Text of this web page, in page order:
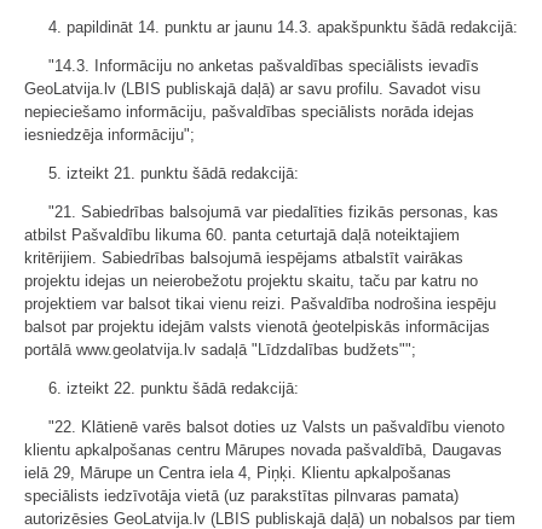
4. papildināt 14. punktu ar jaunu 14.3. apakšpunktu šādā redakcijā:
"14.3. Informāciju no anketas pašvaldības speciālists ievadīs
GeoLatvija.lv (LBIS publiskajā daļā) ar savu profilu. Savadot visu
nepieciešamo informāciju, pašvaldības speciālists norāda idejas
iesniedzēja informāciju";
5. izteikt 21. punktu šādā redakcijā:
"21. Sabiedrības balsojumā var piedalīties fizikās personas, kas
atbilst Pašvaldību likuma 60. panta ceturtajā daļā noteiktajiem
kritērijiem. Sabiedrības balsojumā iespējams atbalstīt vairākas
projektu idejas un neierobežotu projektu skaitu, taču par katru no
projektiem var balsot tikai vienu reizi. Pašvaldība nodrošina iespēju
balsot par projektu idejām valsts vienotā ģeotelpiskās informācijas
portālā www.geolatvija.lv sadaļā "Līdzdalības budžets"";
6. izteikt 22. punktu šādā redakcijā:
"22. Klātienē varēs balsot doties uz Valsts un pašvaldību vienoto
klientu apkalpošanas centru Mārupes novada pašvaldībā, Daugavas
ielā 29, Mārupe un Centra iela 4, Piņķi. Klientu apkalpošanas
speciālists iedzīvotāja vietā (uz parakstītas pilnvaras pamata)
autorizēsies GeoLatvija.lv (LBIS publiskajā daļā) un nobalsos par tiem